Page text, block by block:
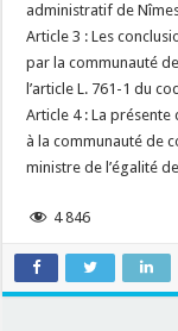
administratif de
Article 3 : Les
par la communauté
l’article L. 761-1 du
Article 4 : La
à la communauté de
ministre de l’égalité
4 846